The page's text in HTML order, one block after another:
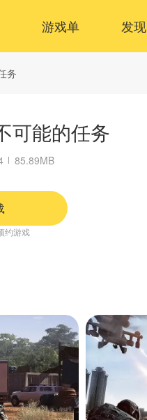
游戏单 发现
务
可能的任务
85.89MB
约游戏